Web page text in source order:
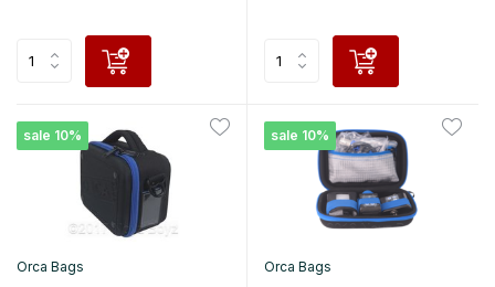
sale 10%
Orca Bags
sale 10%
Orca Bags